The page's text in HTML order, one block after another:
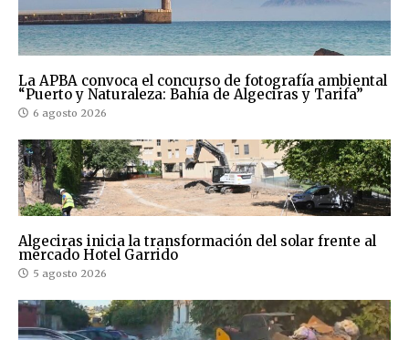
La APBA convoca el concurso de fotografía ambiental
“Puerto y Naturaleza: Bahía de Algeciras y Tarifa”
6 agosto 2026
Algeciras inicia la transformación del solar frente al
mercado Hotel Garrido
5 agosto 2026